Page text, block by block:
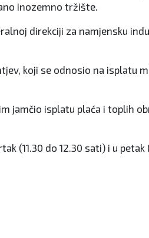
inozemno tržište.
direkciji za namjensku
koji se odnosio na
jamčio isplatu plaća i toplih
(11.30 do 12.30 sati) i u